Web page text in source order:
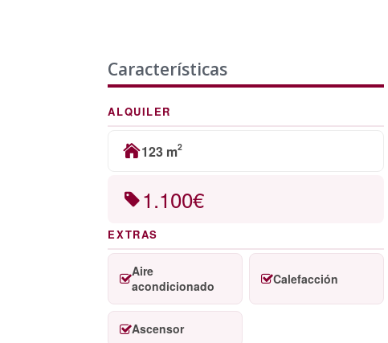
Características
ALQUILER
123 m2
1.100€
EXTRAS
Aire
acondicionado
Calefacción
Ascensor